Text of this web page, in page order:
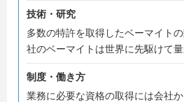
技術・研究
多数の特許を取得したベーマイト
社のベーマイトは世界に先駆けて量
制度・働き方
業務に必要な資格の取得には会社